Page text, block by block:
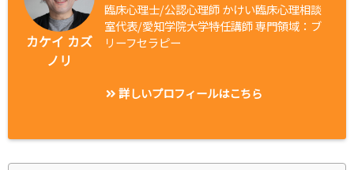
カケイ カズ
ノリ
臨床心理士/公認心理師 かけい臨床心理相談
室代表/愛知学院大学特任講師 専門領域：ブ
リーフセラピー
詳しいプロフィールはこちら